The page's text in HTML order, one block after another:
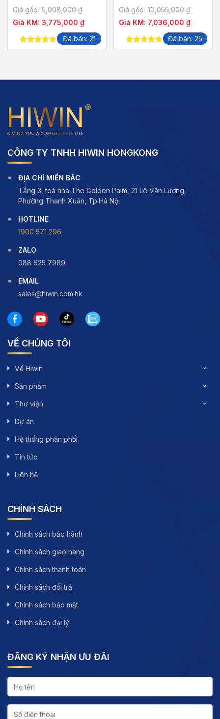
R1265LD-F HÌNH CHỮ
NHẬT NGANG KHUNG
1200×650 GƯƠNG
1125×575
Giá gốc: 5,008,000₫
Giá KM: 3,775,000 ₫
5.00out of
Đã bán: 21
P KHUNG VÀNG XƯỚC
SANG TRỌNG
Giá gốc: 10,055,000₫
Giá KM: 7,036,000 ₫
5.00out of
Đã bán: 25
CÔNG TY TNHH HIWIN HONGKONG
ĐỊA CHỈ MIỀN BẮC
Tầng 3, toà nhà The Golden Palm, 21 Lê Văn Lương,
Phường Thanh Xuân, Tp.Hà Nội
HOTLINE
1900 571 296
ZALO
088 625 7989
EMAIL
sales@hiwin.com.hk
VỀ CHÚNG TÔI
Về Hiwin
Sản phẩm
Thư viện
Dự án
Hệ thống phân phối
Tin tức
Liên hệ
CHÍNH SÁCH
Chính sách bảo hành
Chính sách giao hàng
Chính sách thanh toán
Chính sách đổi trả
Chính sách bảo mật
Chính sách đại lý
ĐĂNG KÝ NHẬN ƯU ĐÃI